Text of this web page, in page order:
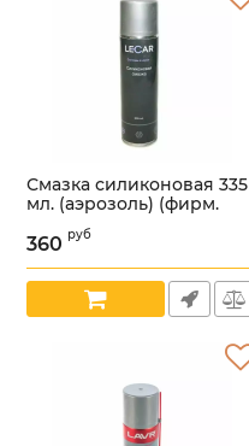
Смазка силиконовая 335
мл. (аэрозоль) (фирм.
упак. LECAR)
/LECAR000020210/
Артикул: 00000006996
360 руб